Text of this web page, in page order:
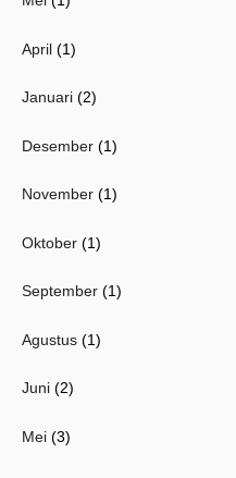
April (1)
Januari (2)
Desember (1)
November (1)
Oktober (1)
September (1)
Agustus (1)
Juni (2)
Mei (3)